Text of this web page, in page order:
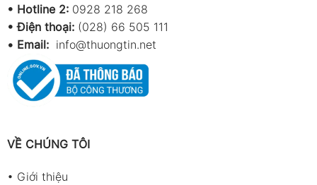
• Hotline 2: 0928 218 268
• Điện thoại: (028) 66 505 111
• Email: info@thuongtin.net
VỀ CHÚNG TÔI
• Giới thiệu